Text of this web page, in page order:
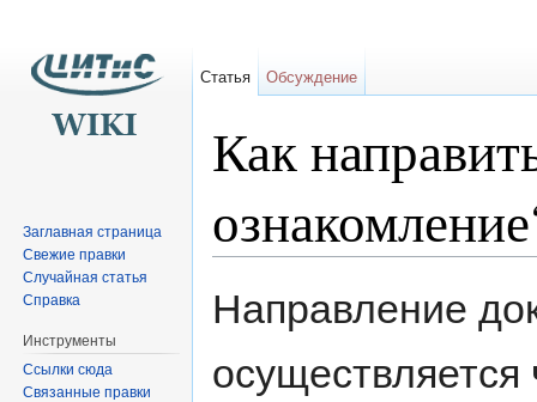
Как
Направление
Статья Обсуждение
Заглавная страница
Свежие правки
Случайная статья
Справка
Инструменты
Ссылки сюда
Связанные правки